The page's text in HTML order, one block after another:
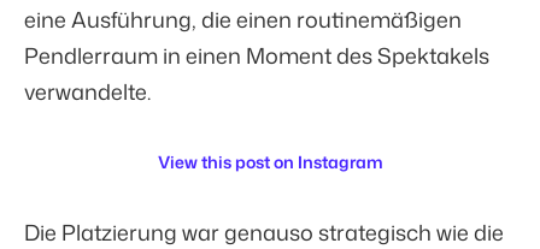
eine Ausführung, die einen routinemäßigen
Pendlerraum in einen Moment des Spektakels
verwandelte.
View this post on Instagram
Die Platzierung war genauso strategisch wie die